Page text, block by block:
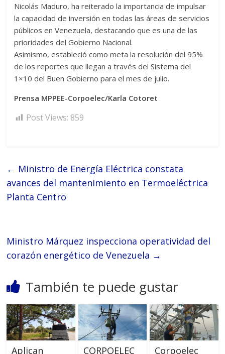
Nicolás Maduro, ha reiterado la importancia de impulsar
la capacidad de inversión en todas las áreas de servicios
públicos en Venezuela, destacando que es una de las
prioridades del Gobierno Nacional.
Asimismo, estableció como meta la resolución del 95%
de los reportes que llegan a través del Sistema del
1×10 del Buen Gobierno para el mes de julio.
Prensa MPPEE-Corpoelec/Karla Cotoret
Post Views: 859
← Ministro de Energía Eléctrica constata
avances del mantenimiento en Termoeléctrica
Planta Centro
Ministro Márquez inspecciona operatividad del
corazón energético de Venezuela →
También te puede gustar
Aplican
CORPOELEC
Corpoelec